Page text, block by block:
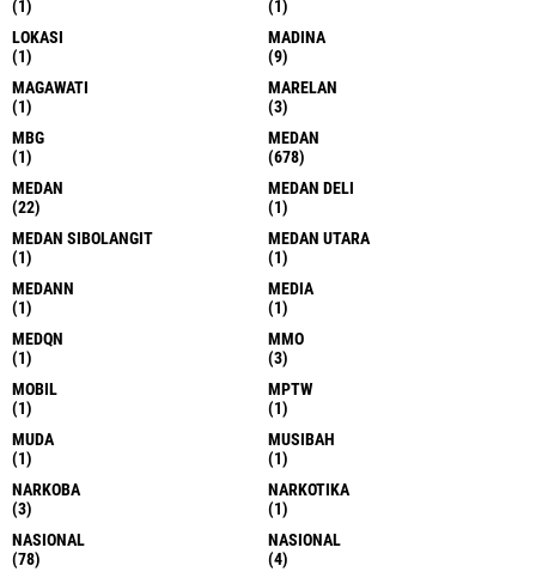
(1)
(1)
LOKASI
(1)
MADINA
(9)
MAGAWATI
(1)
MARELAN
(3)
MBG
(1)
MEDAN
(678)
MEDAN
(22)
MEDAN DELI
(1)
MEDAN SIBOLANGIT
(1)
MEDAN UTARA
(1)
MEDANN
(1)
MEDIA
(1)
MEDQN
(1)
MMO
(3)
MOBIL
(1)
MPTW
(1)
MUDA
(1)
MUSIBAH
(1)
NARKOBA
(3)
NARKOTIKA
(1)
NASIONAL
(78)
NASIONAL
(4)